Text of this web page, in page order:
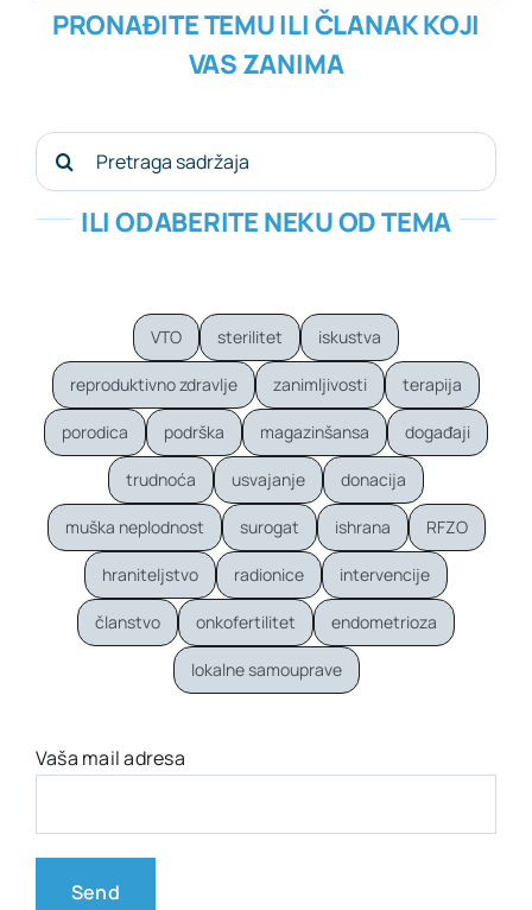
PRONAĐITE TEMU ILI ČLANAK KOJI
VAS ZANIMA
Search
for:
ILI ODABERITE NEKU OD TEMA
VTO sterilitet iskustva
reproduktivno zdravlje zanimljivosti terapija
porodica podrška magazinšansa događaji
trudnoća usvajanje donacija
muška neplodnost surogat ishrana RFZO
hraniteljstvo radionice intervencije
članstvo onkofertilitet endometrioza
lokalne samouprave
Vaša mail adresa